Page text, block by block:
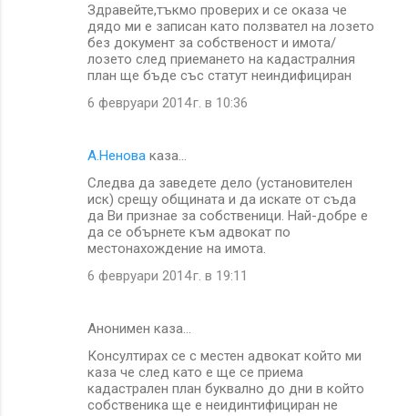
Здравейте,тъкмо проверих и се оказа че
дядо ми е записан като ползвател на лозето
без документ за собственост и имота/
лозето след приемането на кадастралния
план ще бъде със статут неиндифициран
6 февруари 2014 г. в 10:36
A.Ненова каза…
Следва да заведете дело (установителен
иск) срещу общината и да искате от съда
да Ви признае за собственици. Най-добре е
да се обърнете към адвокат по
местонахождение на имота.
6 февруари 2014 г. в 19:11
Анонимен каза…
Консултирах се с местен адвокат който ми
каза че след като е ще се приема
кадастрален план буквално до дни в който
собственика ще е неидинтифициран не